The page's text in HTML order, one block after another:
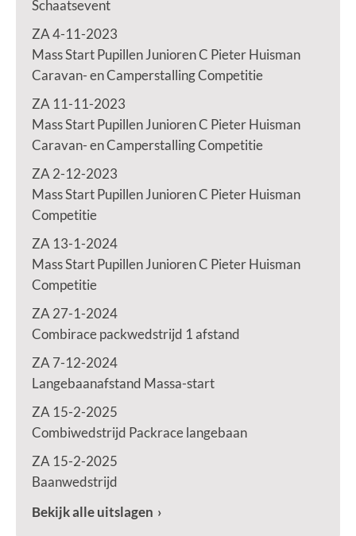
Schaatsevent
ZA 4-11-2023
Mass Start Pupillen Junioren C Pieter Huisman
Caravan- en Camperstalling Competitie
ZA 11-11-2023
Mass Start Pupillen Junioren C Pieter Huisman
Caravan- en Camperstalling Competitie
ZA 2-12-2023
Mass Start Pupillen Junioren C Pieter Huisman
Competitie
ZA 13-1-2024
Mass Start Pupillen Junioren C Pieter Huisman
Competitie
ZA 27-1-2024
Combirace packwedstrijd 1 afstand
ZA 7-12-2024
Langebaanafstand Massa-start
ZA 15-2-2025
Combiwedstrijd Packrace langebaan
ZA 15-2-2025
Baanwedstrijd
Bekijk alle uitslagen